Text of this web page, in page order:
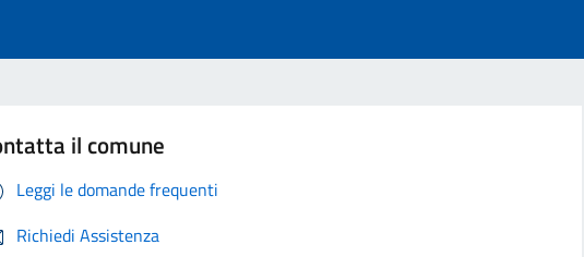
il comune
Leggi le domande frequenti
Richiedi Assistenza